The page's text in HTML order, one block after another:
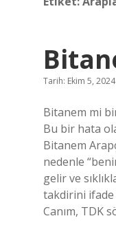
Tarih: Ekim 5, 2024
Bitanem mi
Bu bir hata
Bitanem
nedenle
gelir ve
takdirini ifade
Canım, TDK